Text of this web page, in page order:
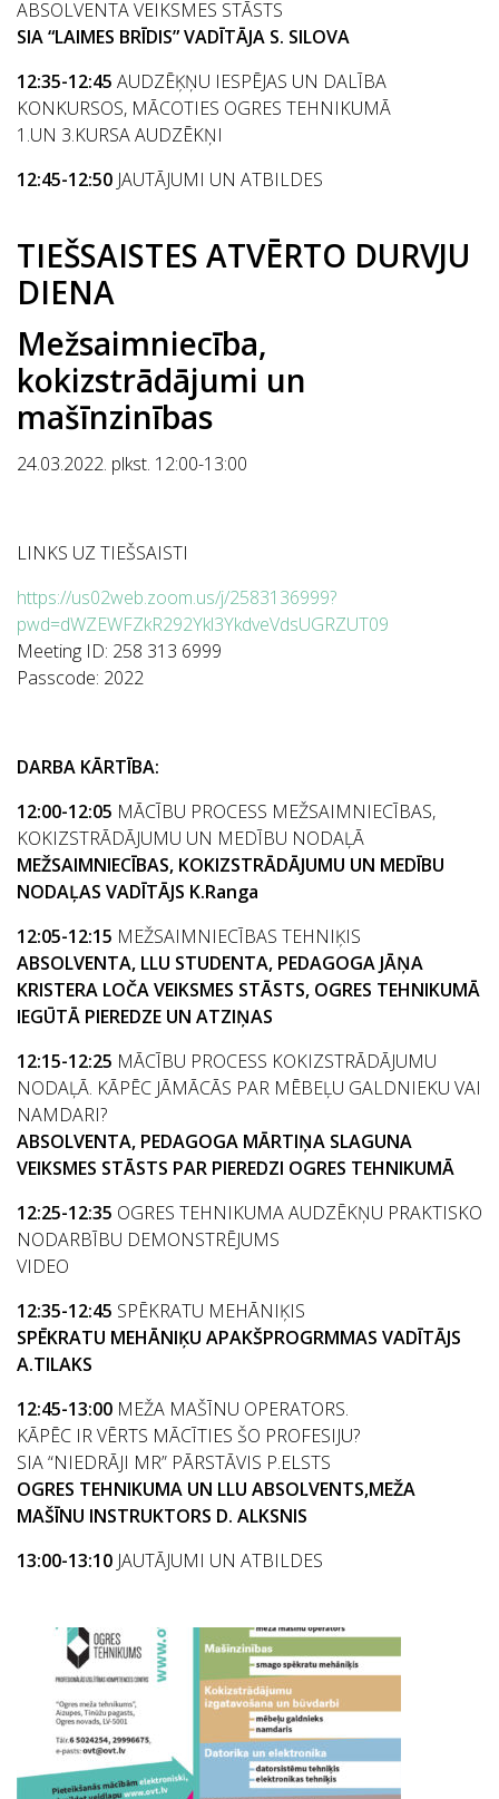
ABSOLVENTA VEIKSMES STĀSTS
SIA “LAIMES BRĪDIS” VADĪTĀJA S. SILOVA
12:35-12:45 AUDZĒĶŅU IESPĒJAS UN DALĪBA
KONKURSOS, MĀCOTIES OGRES TEHNIKUMĀ
1.UN 3.KURSA AUDZĒKŅI
12:45-12:50 JAUTĀJUMI UN ATBILDES
TIEŠSAISTES ATVĒRTO DURVJU
DIENA
Mežsaimniecība,
kokizstrādājumi un
mašīnzinības
24.03.2022. plkst. 12:00-13:00
LINKS UZ TIEŠSAISTI
https://us02web.zoom.us/j/2583136999?
pwd=dWZEWFZkR292Ykl3YkdveVdsUGRZUT09
Meeting ID: 258 313 6999
Passcode: 2022
DARBA KĀRTĪBA:
12:00-12:05 MĀCĪBU PROCESS MEŽSAIMNIECĪBAS,
KOKIZSTRĀDĀJUMU UN MEDĪBU NODAĻĀ
MEŽSAIMNIECĪBAS, KOKIZSTRĀDĀJUMU UN MEDĪBU
NODAĻAS VADĪTĀJS K.Ranga
12:05-12:15 MEŽSAIMNIECĪBAS TEHNIĶIS
ABSOLVENTA, LLU STUDENTA, PEDAGOGA JĀŅA
KRISTERA LOČA VEIKSMES STĀSTS, OGRES TEHNIKUMĀ
IEGŪTĀ PIEREDZE UN ATZIŅAS
12:15-12:25 MĀCĪBU PROCESS KOKIZSTRĀDĀJUMU
NODAĻĀ. KĀPĒC JĀMĀCĀS PAR MĒBEĻU GALDNIEKU VAI
NAMDARI?
ABSOLVENTA, PEDAGOGA MĀRTIŅA SLAGUNA
VEIKSMES STĀSTS PAR PIEREDZI OGRES TEHNIKUMĀ
12:25-12:35 OGRES TEHNIKUMA AUDZĒKŅU PRAKTISKO
NODARBĪBU DEMONSTRĒJUMS
VIDEO
12:35-12:45 SPĒKRATU MEHĀNIĶIS
SPĒKRATU MEHĀNIĶU APAKŠPROGRMMAS VADĪTĀJS
A.TILAKS
12:45-13:00 MEŽA MAŠĪNU OPERATORS.
KĀPĒC IR VĒRTS MĀCĪTIES ŠO PROFESIJU?
SIA “NIEDRĀJI MR” PĀRSTĀVIS P.ELSTS
OGRES TEHNIKUMA UN LLU ABSOLVENTS,MEŽA
MAŠĪNU INSTRUKTORS D. ALKSNIS
13:00-13:10 JAUTĀJUMI UN ATBILDES